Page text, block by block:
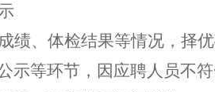
绩、体检结果等情况，择
示等环节，因应聘人员不